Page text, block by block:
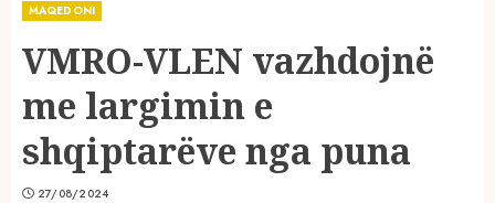
MAQEDONI
VMRO-VLEN vazhdojnë
me largimin e
shqiptarëve nga puna
27/08/2024